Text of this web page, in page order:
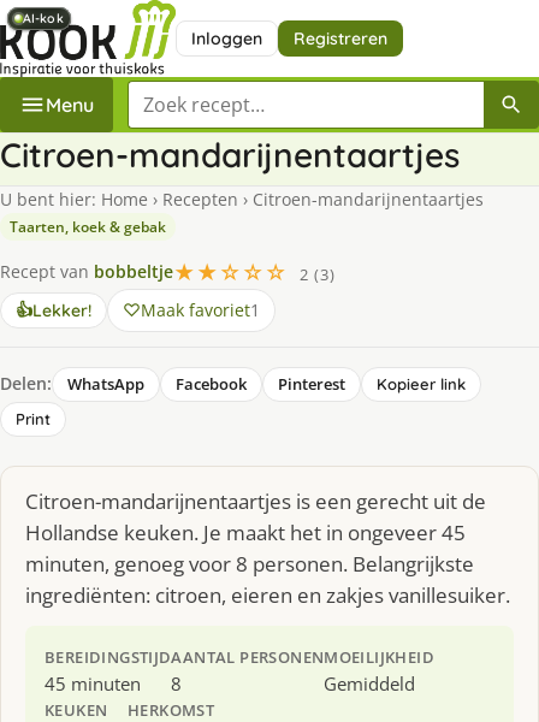
Inloggen Registreren
Menu Zoek een recept
Citroen-mandarijnentaartjes
U bent hier: Home › Recepten › Citroen-mandarijnentaartjes
Taarten, koek & gebak
Recept van bobbeltje★★☆☆☆
2 (3)
👍Lekker! Maak favoriet1
Delen: WhatsApp Facebook Pinterest
Kopieer link
Print
Citroen-mandarijnentaartjes is een gerecht uit de
Hollandse keuken. Je maakt het in ongeveer 45
minuten, genoeg voor 8 personen. Belangrijkste
ingrediënten: citroen, eieren en zakjes vanillesuiker.
BEREIDINGSTIJD
45 minuten
AANTAL PERSONEN
8
MOEILIJKHEID
Gemiddeld
KEUKEN HERKOMST
AI-kok
AI-kok
AI-kok
AI-kok